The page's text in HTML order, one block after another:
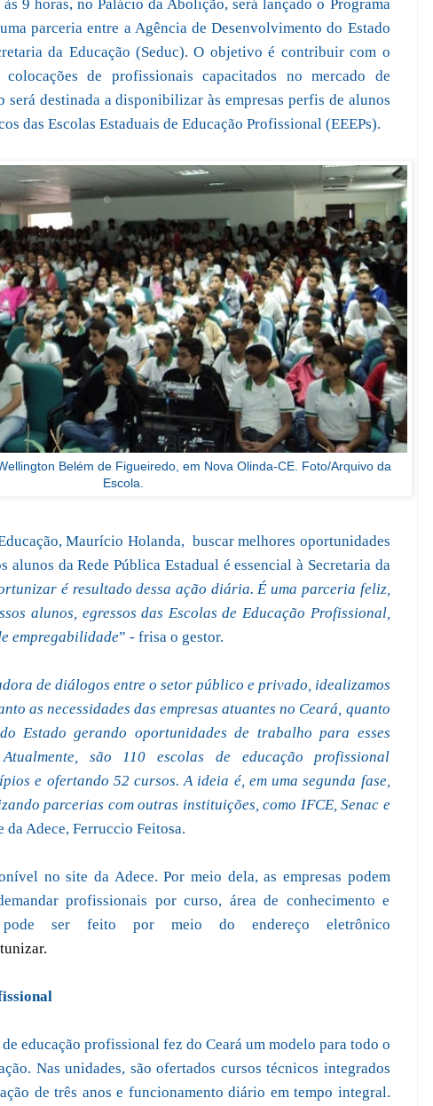
9 horas, no Palácio da Abolição, será lançado o Programa
parceria entre a Agência de Desenvolvimento do Estado
da Educação (Seduc). O objetivo é contribuir com o
de profissionais capacitados no mercado de
será destinada a disponibilizar às empresas perfis de alunos
das Escolas Estaduais de Educação Profissional (EEEPs).
Belém de Figueiredo, em Nova Olinda-CE. Foto/Arquivo da
Escola.
Maurício Holanda, buscar melhores oportunidades
alunos da Rede Pública Estadual é essencial à Secretaria da
é resultado dessa ação diária. É uma parceria feliz,
alunos, egressos das Escolas de Educação Profissional,
empregabilidade” - frisa o gestor.
de diálogos entre o setor público e privado, idealizamos
as necessidades das empresas atuantes no Ceará, quanto
Estado gerando oportunidades de trabalho para esses
são 110 escolas de educação profissional
e ofertando 52 cursos. A ideia é, em uma segunda fase,
parcerias com outras instituições, como IFCE, Senac e
da Adece, Ferruccio Feitosa.
no site da Adece. Por meio dela, as empresas podem
profissionais por curso, área de conhecimento e
ser feito por meio do endereço eletrônico
educação profissional fez do Ceará um modelo para todo o
Nas unidades, são ofertados cursos técnicos integrados
de três anos e funcionamento diário em tempo integral.